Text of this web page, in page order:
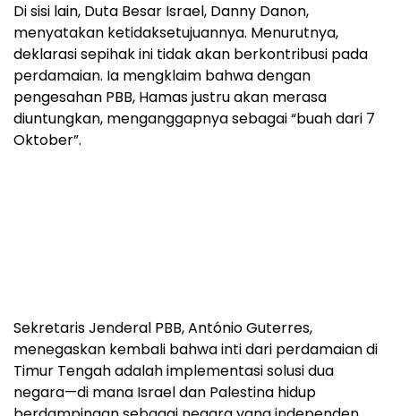
Di sisi lain, Duta Besar Israel, Danny Danon,
menyatakan ketidaksetujuannya. Menurutnya,
deklarasi sepihak ini tidak akan berkontribusi pada
perdamaian. Ia mengklaim bahwa dengan
pengesahan PBB, Hamas justru akan merasa
diuntungkan, menganggapnya sebagai “buah dari 7
Oktober”.
Sekretaris Jenderal PBB, António Guterres,
menegaskan kembali bahwa inti dari perdamaian di
Timur Tengah adalah implementasi solusi dua
negara—di mana Israel dan Palestina hidup